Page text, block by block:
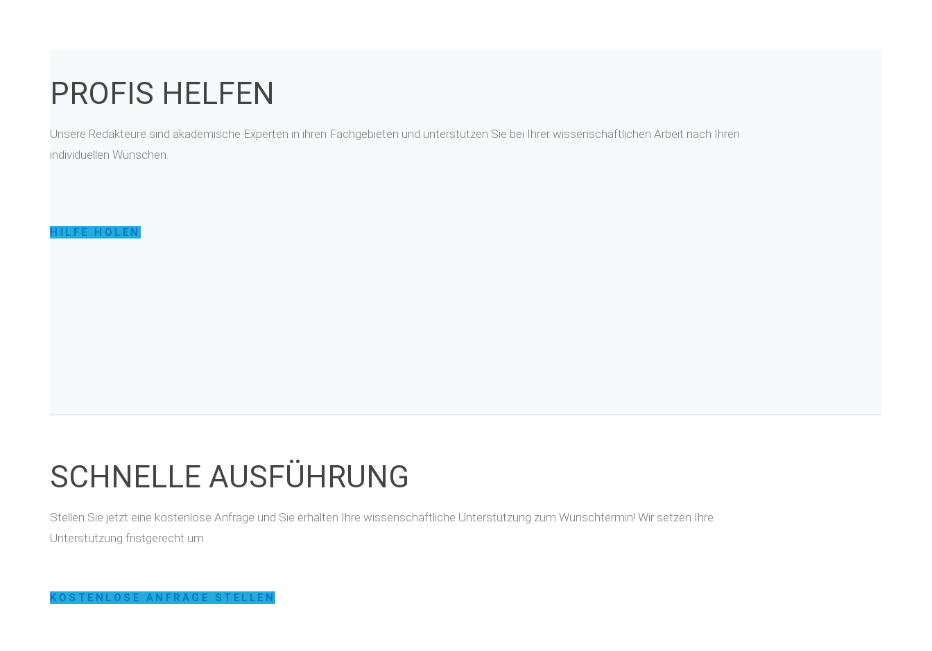
PROFIS HELFEN
Unsere Redakteure sind akademische Experten in ihren Fachgebieten und unterstützen Sie bei Ihrer wissenschaftlichen Arbeit nach Ihren
individuellen Wünschen.
HILFE HOLEN
SCHNELLE AUSFÜHRUNG
Stellen Sie jetzt eine kostenlose Anfrage und Sie erhalten Ihre wissenschaftliche Unterstützung zum Wunschtermin! Wir setzen Ihre
Unterstützung fristgerecht um.
KOSTENLOSE ANFRAGE STELLEN